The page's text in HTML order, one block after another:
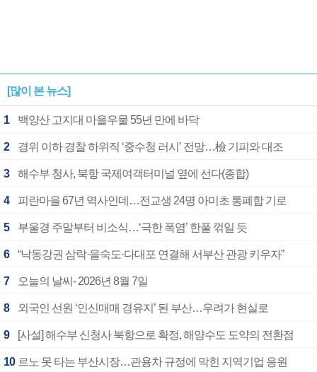
[많이 본 뉴스]
1 백양산 고지대 마을우물 55년 만에 바닥
2 경위 이하 경찰 하위직 ‘중수청 러시’ 전망…檢 기피와 대조
3 해수부 청사, 북항 국제여객터미널 옆에 선다(종합)
4 피란마을 67년 역사인데…전교생 24명 아미초 통폐합 기로
5 부울경 주말부터 비소식…‘극한 폭염’ 한풀 꺾일 듯
6 “낙동강권 삼락·을숙도·다대포 연결해 서부산 관광 키우자”
7 오늘의 날씨- 2026년 8월 7일
8 외국인 선원 ‘인신매매 경유지’ 된 부산…우려가 현실로
9 [사설] 해수부 신청사 북항으로 확정, 해양수도 도약의 전환점
10 르노 못 타는 부산시장…관용차 규정에 막힌 지역기업 응원